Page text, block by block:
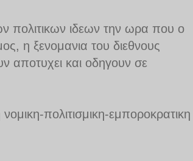
πολιτικων ιδεων την ωρα που ο
η ξενομανια του διεθνους
αποτυχει και οδηγουν σε
νομικη-πολιτισμικη-εμποροκρατικη